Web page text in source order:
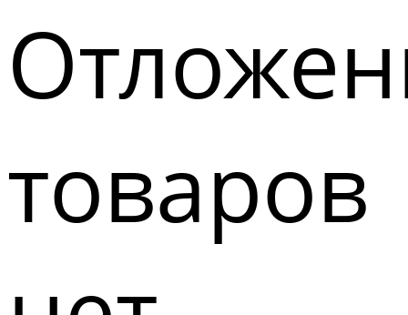
товаров